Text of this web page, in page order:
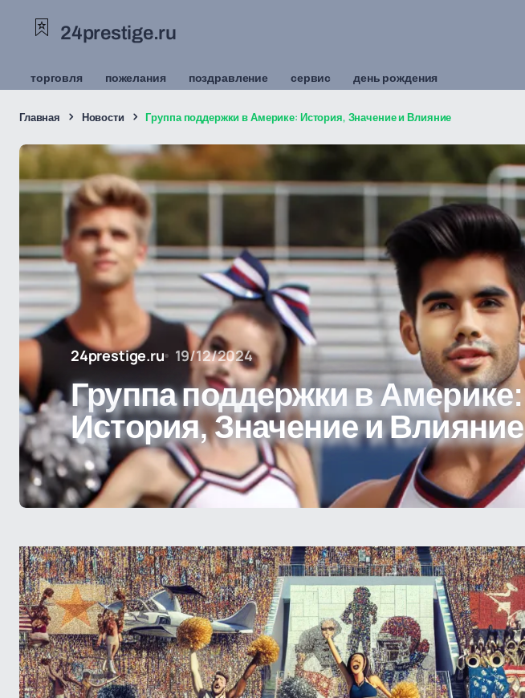
24prestige.ru
торговля пожелания поздравление сервис день рождения
Главная Новости Группа поддержки в Америке: История, Значение и Влияние
24prestige.ru 19/12/2024
Группа поддержки в Америке:
История, Значение и Влияние